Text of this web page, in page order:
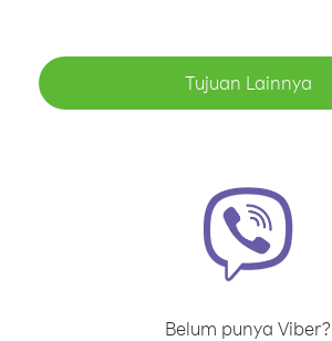
Tujuan Lainnya
Belum punya Viber?